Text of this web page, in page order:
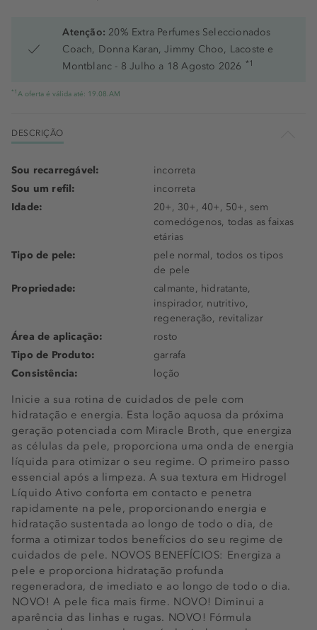
Atenção: 20% Extra Perfumes Seleccionados
Coach, Donna Karan, Jimmy Choo, Lacoste e
Montblanc - 8 Julho a 18 Agosto 2026 *1
*1 A oferta é válida até: 19.08.AM
DESCRIÇÃO
Inicie a sua rotina de cuidados de pele com
hidratação e energia. Esta loção aquosa da próxima
geração potenciada com Miracle Broth, que energiza
as células da pele, proporciona uma onda de energia
líquida para otimizar o seu regime. O primeiro passo
essencial após a limpeza. A sua textura em Hidrogel
Líquido Ativo conforta em contacto e penetra
rapidamente na pele, proporcionando energia e
hidratação sustentada ao longo de todo o dia, de
forma a otimizar todos benefícios do seu regime de
cuidados de pele. NOVOS BENEFÍCIOS: Energiza a
pele e proporciona hidratação profunda
regeneradora, de imediato e ao longo de todo o dia.
NOVO! A pele fica mais firme. NOVO! Diminui a
aparência das linhas e rugas. NOVO! Fórmula
Sou recarregável:
incorreta
Sou um refil:
incorreta
Idade:
20+, 30+, 40+, 50+, sem
comedógenos, todas as faixas
etárias
Tipo de pele:
pele normal, todos os tipos
de pele
Propriedade:
calmante, hidratante,
inspirador, nutritivo,
regeneração, revitalizar
Área de aplicação:
rosto
Tipo de Produto:
garrafa
Consistência:
loção